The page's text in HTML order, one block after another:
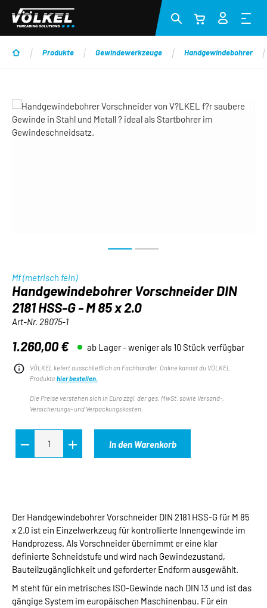
Zum Hauptinhalt springen
Produkte Gewindewerkzeuge Handgewindebohrer
Bildergalerie überspringen
Mf (metrisch fein)
Handgewindebohrer Vorschneider DIN
2181 HSS-G - M 85 x 2.0
Art-Nr. 28075-1
Regulärer Preis:
1.260,00 € ab Lager - weniger als 10 Stück verfügbar
VÖLKEL liefert ausschließlich an Fachhändler. Online kannst du VÖLKEL
Produkte hier bestellen.
Die Preise verstehen sich in Euro zzgl. der ges. MwSt. sowie Versand-,
Versicherungs- und Verpackungskosten.
In den Warenkorb
Der Handgewindebohrer Vorschneider DIN 2181 HSS-G für M 85
x 2.0 ist ein Einzelwerkzeug für kontrollierte Innengewinde im
Handprozess. Als Vorschneider übernimmt er eine klar
definierte Schneidstufe und wird nach Gewindezustand,
Bauteilzugänglichkeit und geforderter Endform ausgewählt.
M steht für ein metrisches ISO-Gewinde nach DIN 13 und ist das
gängige System im europäischen Maschinenbau. Für ein